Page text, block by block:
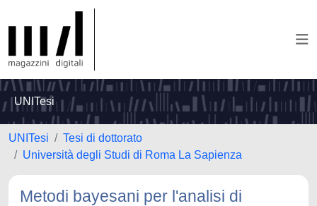
UNITesi
UNITesi
Tesi di dottorato
Università degli Studi di Roma La Sapienza
Metodi bayesani per l'analisi di